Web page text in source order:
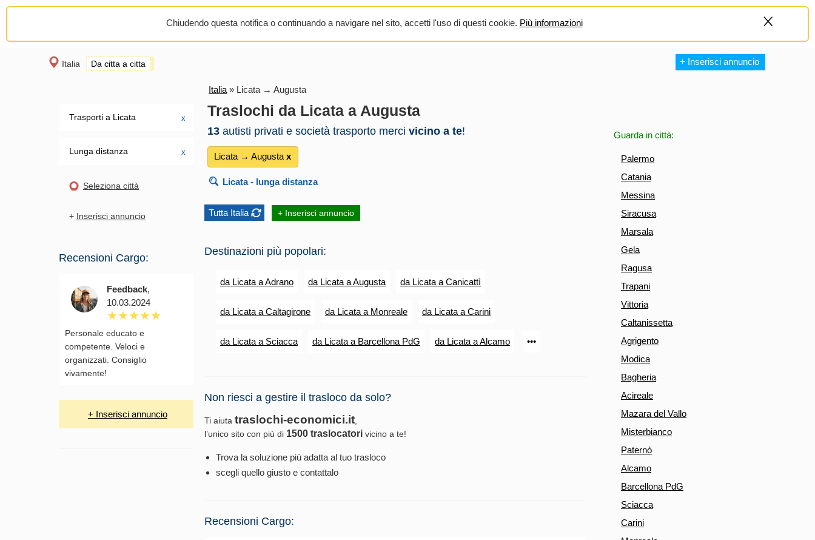
Chiudendo questa notifica o continuando a navigare nel sito, accetti l'uso di questi cookie. Più informazioni
Italia Da citta a citta +
+ Inserisci annuncio
Trasporti a Licata х
Lunga distanza х
Seleziona città
+ Inserisci annuncio
Recensioni Cargo:
Feedback,
10.03.2024
Personale educato e
competente. Veloci e
organizzati. Consiglio
vivamente!
+ Inserisci annuncio
Guarda in città:
Palermo
Catania
Messina
Siracusa
Marsala
Gela
Ragusa
Trapani
Vittoria
Caltanissetta
Agrigento
Modica
Bagheria
Acireale
Mazara del Vallo
Misterbianco
Paternò
Alcamo
Barcellona PdG
Sciacca
Carini
Italia » Licata → Augusta
Traslochi da Licata a Augusta
13 autisti privati e società trasporto merci vicino a te!
Licata → Augusta х
Licata- lunga distanza
Tutta Italia + Inserisci annuncio
Destinazioni più popolari:
da Licata a Adrano da Licata a Augusta da Licata a Canicattì
da Licata a Caltagirone da Licata a Monreale da Licata a Carini
da Licata a Sciacca da Licata a Barcellona PdG da Licata a Alcamo •••
Non riesci a gestire il trasloco da solo?
Ti aiuta traslochi-economici.it,
l’unico sito con più di 1500 traslocatori vicino a te!
Trova la soluzione più adatta al tuo trasloco
scegli quello giusto e contattalo
Recensioni Cargo: